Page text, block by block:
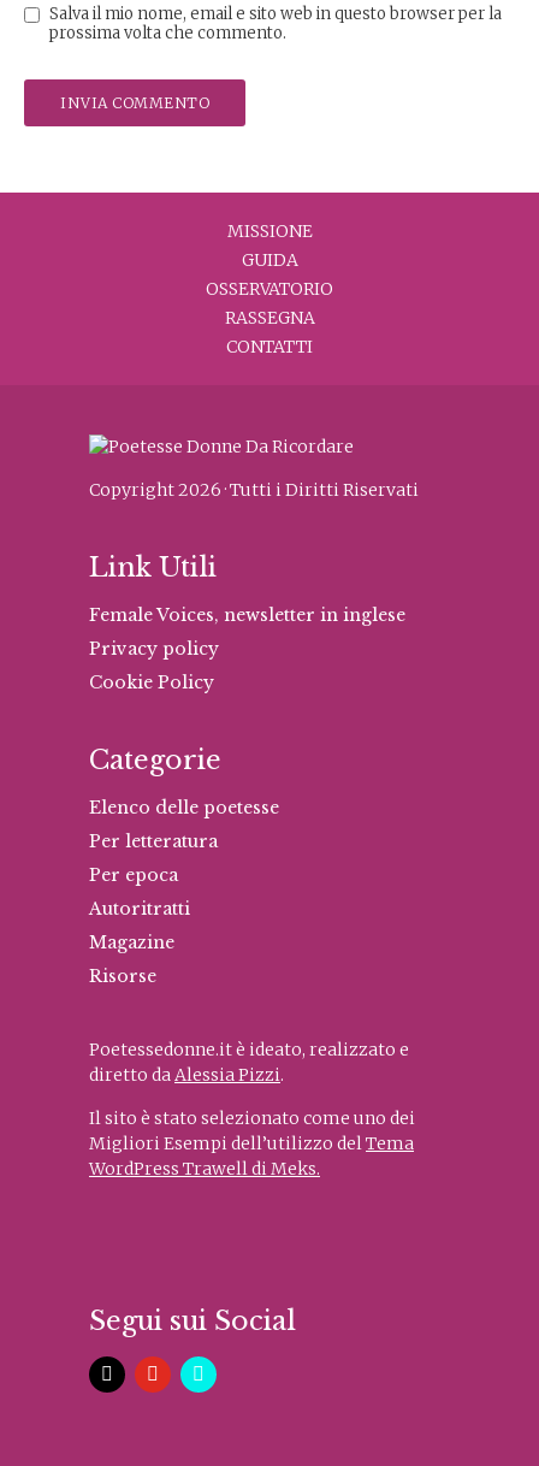
Salva il mio nome, email e sito web in questo browser per la
prossima volta che commento.
MISSIONE
GUIDA
OSSERVATORIO
RASSEGNA
CONTATTI
Copyright 2026 · Tutti i Diritti Riservati
Link Utili
Female Voices, newsletter in inglese
Privacy policy
Cookie Policy
Categorie
Elenco delle poetesse
Per letteratura
Per epoca
Autoritratti
Magazine
Risorse
Poetessedonne.it è ideato, realizzato e
diretto daAlessia Pizzi.
Il sito è stato selezionato come uno dei
Migliori Esempi dell’utilizzo delTema
WordPress Trawell di Meks.
Segui sui Social